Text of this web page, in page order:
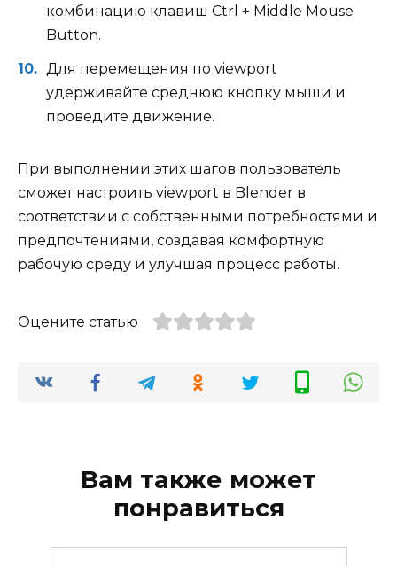
комбинацию клавиш Ctrl + Middle Mouse
Button.
Для перемещения по viewport
удерживайте среднюю кнопку мыши и
проведите движение.
При выполнении этих шагов пользователь
сможет настроить viewport в Blender в
соответствии с собственными потребностями и
предпочтениями, создавая комфортную
рабочую среду и улучшая процесс работы.
Оцените статью
Вам также может
понравиться